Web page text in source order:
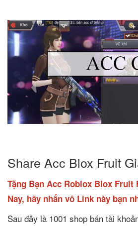
Share Acc Blox Fruit
Tặng Bạn Acc Roblox Blox Fruit
Nay, hãy nhấn vô Link này bạn
Sau đây là 1001 shop bán tài